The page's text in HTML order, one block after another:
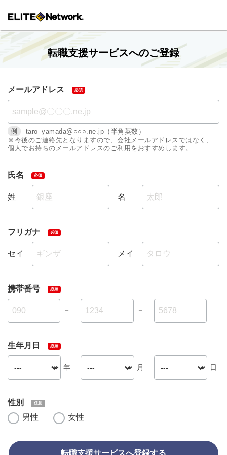
転職支援サービスへのご登録
メールアドレス
例
taro_yamada@○○○.ne.jp（半角英数）
※今後のご連絡先となりますので、会社メールアドレスではなく、
個人でお持ちのメールアドレスのご利用をおすすめします。
氏名
姓 名
フリガナ
セイ メイ
携帯番号
－ －
生年月日
年 月 日
性別
男性
女性
転職支援サービスへ登録する